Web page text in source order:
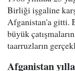
Birliği işgaline
Afganistan'a gitti.
büyük
taarruzların
Afganistan